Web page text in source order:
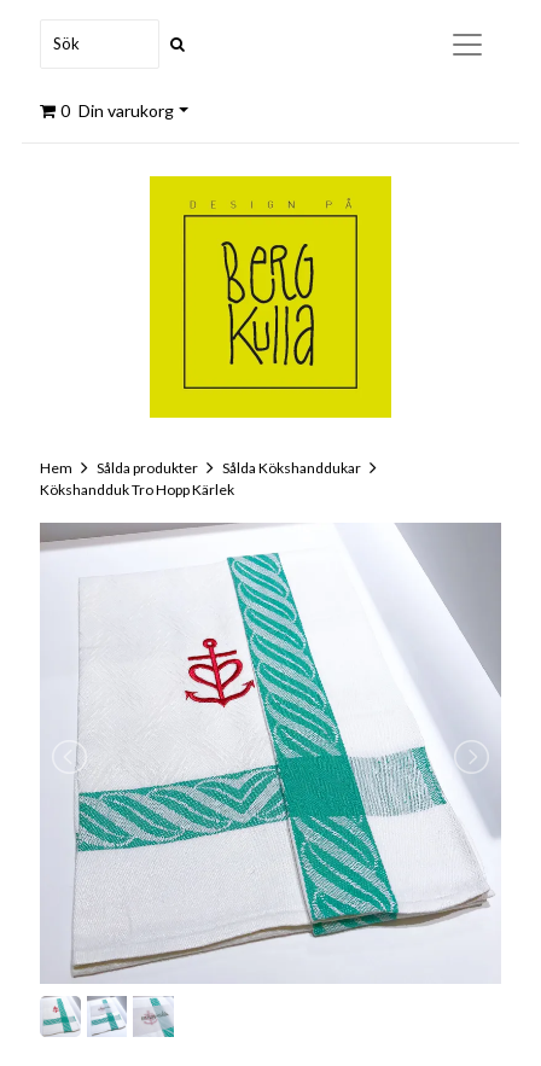
0 Din varukorg
Hem Sålda produkter
Sålda Kökshanddukar
Kökshandduk Tro Hopp Kärlek